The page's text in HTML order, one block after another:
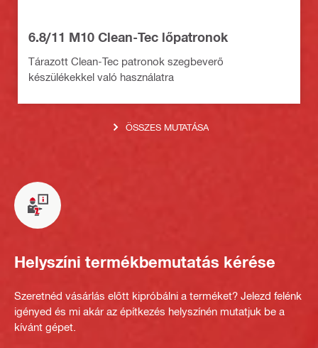
6.8/11 M10 Clean-Tec lőpatronok
Tárazott Clean-Tec patronok szegbeverő
készülékekkel való használatra
ÖSSZES MUTATÁSA
Helyszíni termékbemutatás kérése
Szeretnéd vásárlás előtt kipróbálni a terméket? Jelezd felénk
igényed és mi akár az építkezés helyszínén mutatjuk be a
kívánt gépet.